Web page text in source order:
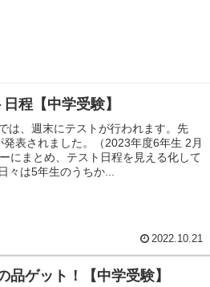
程【中学受験】
は、週末にテストが行われます。先
表されました。（2023年度6年生 2月
にまとめ、テスト日程を見える化して
々は5年生のうちか...
2022.10.21
品ゲット！【中学受験】